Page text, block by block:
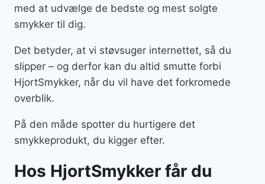
med at udvælge de bedste og mest solgte
smykker til dig.
Det betyder, at vi støvsuger internettet, så du
slipper – og derfor kan du altid smutte forbi
HjortSmykker, når du vil have det forkromede
overblik.
På den måde spotter du hurtigere det
smykkeprodukt, du kigger efter.
Hos HjortSmykker får du